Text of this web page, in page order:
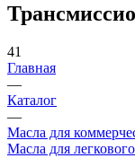
41
Главная
—
Каталог
—
Масла для
Масла для